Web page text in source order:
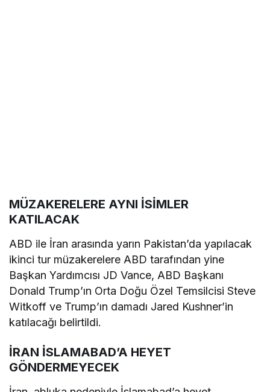
MÜZAKERELERE AYNI İSİMLER
KATILACAK
ABD ile İran arasında yarın Pakistan’da yapılacak
ikinci tur müzakerelere ABD tarafından yine
Başkan Yardımcısı JD Vance, ABD Başkanı
Donald Trump’ın Orta Doğu Özel Temsilcisi Steve
Witkoff ve Trump’ın damadı Jared Kushner’in
katılacağı belirtildi.
İRAN İSLAMABAD’A HEYET
GÖNDERMEYECEK